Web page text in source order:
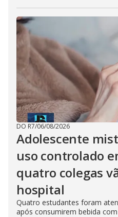
DO R7/06/08/2026
Adolescente
uso controlado
quatro colegas
hospital
Quatro estudantes foram
após consumirem bebida